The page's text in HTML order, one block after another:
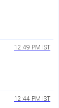
12:49 PM IST
12:44 PM IST